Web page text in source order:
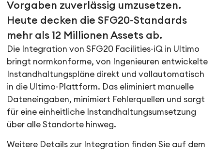
Vorgaben zuverlässig umzusetzen.
Heute decken die SFG20-Standards
mehr als 12 Millionen Assets ab.
Die Integration von SFG20 Facilities-iQ in Ultimo
bringt normkonforme, von Ingenieuren entwickelte
Instandhaltungspläne direkt und vollautomatisch
in die Ultimo-Plattform. Das eliminiert manuelle
Dateneingaben, minimiert Fehlerquellen und sorgt
für eine einheitliche Instandhaltungsumsetzung
über alle Standorte hinweg.
Weitere Details zur Integration finden Sie auf dem